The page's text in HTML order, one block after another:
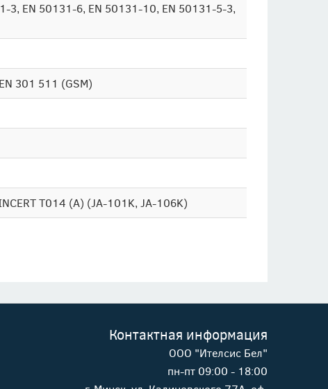
3, EN 50131-6, EN 50131-10, EN 50131-5-3,
301 511 (GSM)
T014 (A) (JA-101K, JA-106K)
Контактная информация
ООО "Ителсис Бел"
пн-пт 09:00 - 18:00